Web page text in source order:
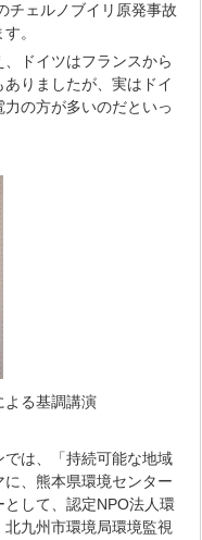
チェルノブイリ原発事故
。
ドイツはフランスから
りましたが、実はドイ
の方が多いのだといっ
る基調講演
は、「持続可能な地域
、熊本県環境センター
して、認定NPO法人環
九州市環境局環境監視